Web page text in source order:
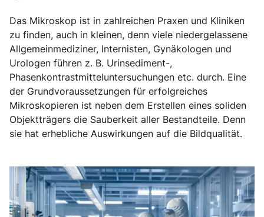
Das Mikroskop ist in zahlreichen Praxen und Kliniken
zu finden, auch in kleinen, denn viele niedergelassene
Allgemeinmediziner, Internisten, Gynäkologen und
Urologen führen z. B. Urinsediment-,
Phasenkontrastmitteluntersuchungen etc. durch. Eine
der Grundvoraussetzungen für erfolgreiches
Mikroskopieren ist neben dem Erstellen eines soliden
Objektträgers die Sauberkeit aller Bestandteile. Denn
sie hat erhebliche Auswirkungen auf die Bildqualität.